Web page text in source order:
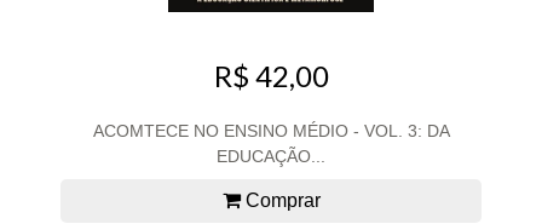
R$ 42,00
ACOMTECE NO ENSINO MÉDIO - VOL. 3: DA
EDUCAÇÃO...
Comprar